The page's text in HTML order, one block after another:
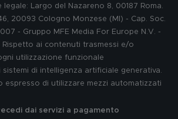
legale: Largo del Nazareno 8, 00187 Roma.
20093 Cologno Monzese (MI) - Cap. Soc.
- Gruppo MFE Media For Europe N.V. -
Rispetto ai contenuti trasmessi e/o
utilizzazione funzionale
di intelligenza artificiale generativa.
espresso di utilizzare mezzi automatizzati
dai servizi a pagamento